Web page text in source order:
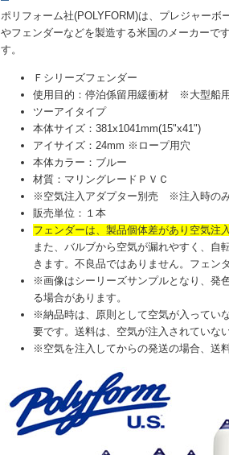
ポリフォーム社(POLYFORM)は、プレジャーボ
やフェンダーなどを製造する米国のメーカーで
す。
Ｆシリーズフェンダー
使用目的：停泊係留用緩衝材 ※大型船
ツーアイタイプ
本体サイズ：381x1041mm(15"x41")
アイサイズ：24mm ※ロープ用穴
本体カラー：ブルー
材質：マリングレードＰＶＣ
※空気注入アダプター別売 ※注入時の
販売単位：１本
フェンダーは、製品個体差があり空気注
また、バルブから空気が漏れやすく、自
きます。不良品ではありません。フェン
※画像はシーリーズサンプルとなり、発
る場合があります。
※納品時は、原則として空気が入ってい
要です。送料は、空気が注入されていな
※空気を注入してからの発送の場合、送